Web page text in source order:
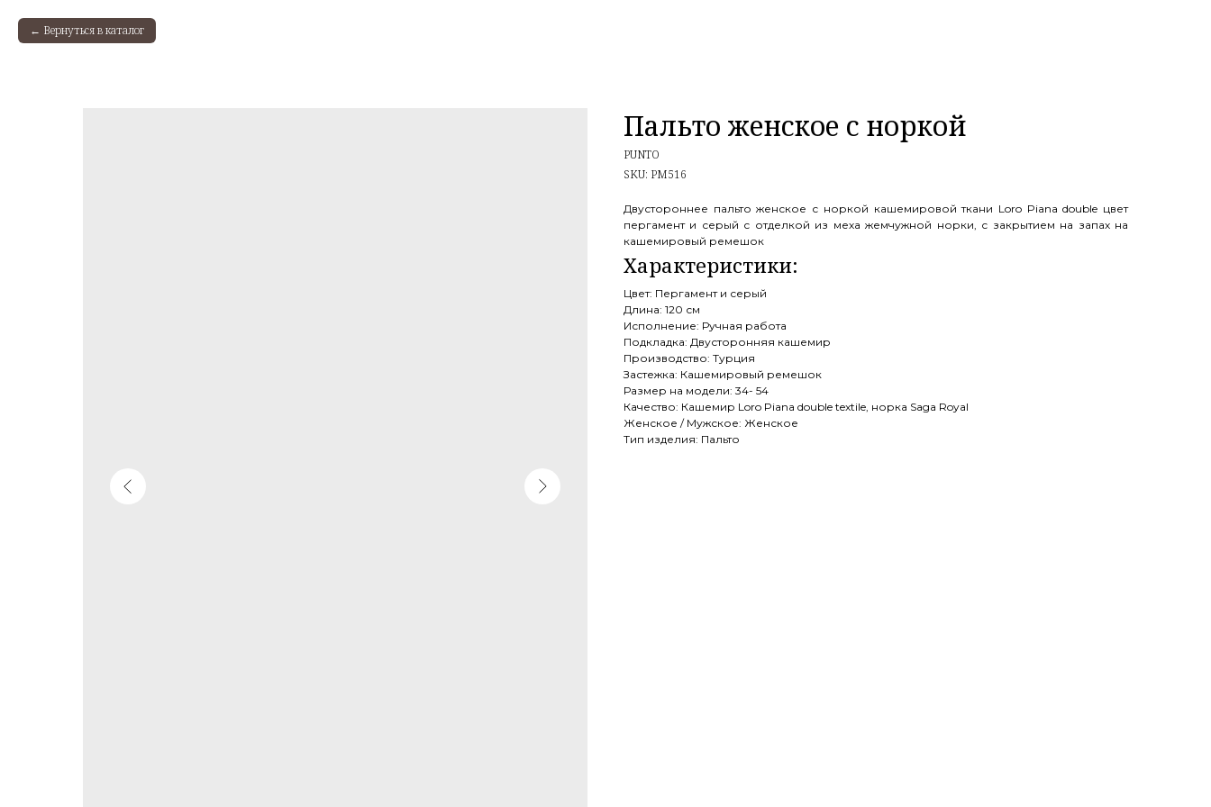
Вернуться в каталог
Пальто женское с норкой
PUNTO
SKU: PM516
Двустороннее пальто женское с норкой кашемировой ткани Loro Piana double цвет
пергамент и серый с отделкой из меха жемчужной норки, с закрытием на запах на
кашемировый ремешок
Цвет: Пергамент и серый
Длина: 120 см
Исполнение: Ручная работа
Подкладка: Двусторонняя кашемир
Производство: Турция
Застежка: Кашемировый ремешок
Размер на модели: 34- 54
Качество: Кашемир Loro Piana double textile, норка Saga Royal
Женское / Мужское: Женское
Тип изделия: Пальто